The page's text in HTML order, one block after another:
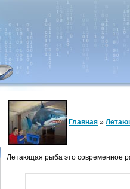
Главная »
Летающая рыба это современное